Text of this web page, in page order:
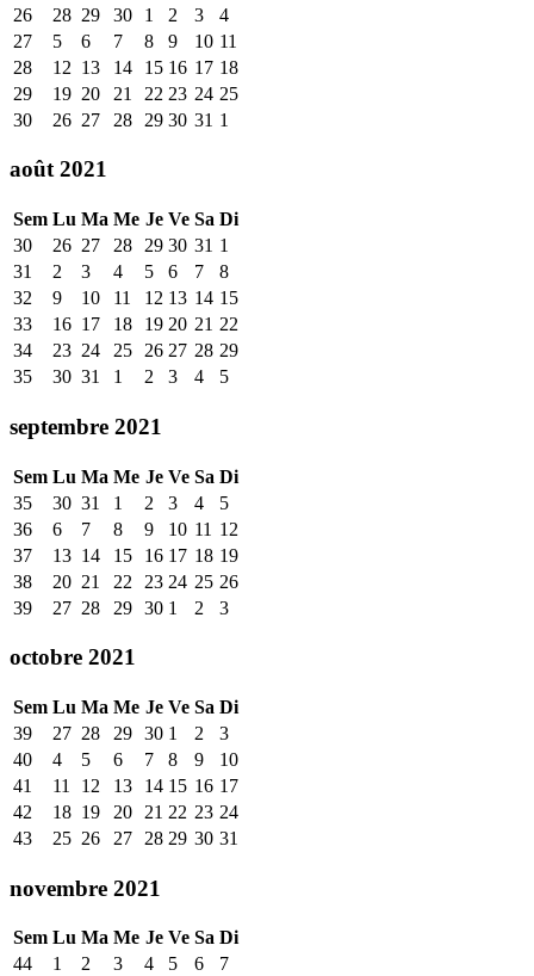
26
28 29 30 1 2 3
4
27
5 6 7 8 9 10 11
28
12 13 14 15 16 17 18
29
19 20 21 22 23 24 25
30
26 27 28 29 30 31 1
août 2021
Sem Lu Ma Me Je Ve Sa Di
30
26 27 28 29 30 31 1
31
2 3 4 5 6 7
8
32
9 10 11 12 13 14 15
33
16 17 18 19 20 21 22
34
23 24 25 26 27 28 29
35
30 31 1 2 3 4 5
septembre 2021
Sem Lu Ma Me Je Ve Sa Di
35
30 31 1 2 3 4
5
36
6 7 8 9 10 11 12
37
13 14 15 16 17 18 19
38
20 21 22 23 24 25 26
39
27 28 29 30 1 2 3
octobre 2021
Sem Lu Ma Me Je Ve Sa Di
39
27 28 29 30 1 2
3
40
4 5 6 7 8 9
10
41
11 12 13 14 15 16 17
42
18 19 20 21 22 23 24
43
25 26 27 28 29 30 31
novembre 2021
Sem Lu Ma Me Je Ve Sa Di
44
1 2 3 4 5 6
7